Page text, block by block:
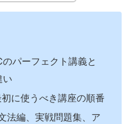
パーフェクト講義と
い
に使うべき講座の順番
法編、実戦問題集、ア